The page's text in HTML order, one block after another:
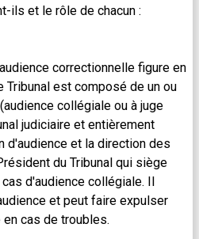
ils et le rôle de chacun :
correctionnelle figure en
Tribunal est composé de un ou
collégiale ou à juge
judiciaire et entièrement
d'audience et la direction des
du Tribunal qui siège
cas d'audience collégiale. Il
et peut faire expulser
cas de troubles.